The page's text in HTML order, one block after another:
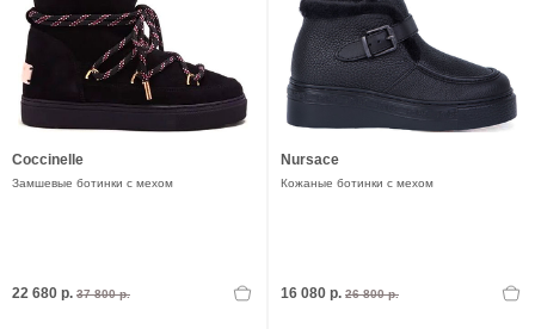
Coccinelle
Замшевые ботинки с мехом
22 680 р. 37 800 р.
Nursace
Кожаные ботинки с мехом
16 080 р. 26 800 р.